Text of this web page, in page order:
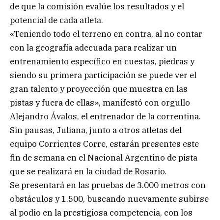
de que la comisión evalúe los resultados y el
potencial de cada atleta.
«Teniendo todo el terreno en contra, al no contar
con la geografía adecuada para realizar un
entrenamiento específico en cuestas, piedras y
siendo su primera participación se puede ver el
gran talento y proyección que muestra en las
pistas y fuera de ellas», manifestó con orgullo
Alejandro Ávalos, el entrenador de la correntina.
Sin pausas, Juliana, junto a otros atletas del
equipo Corrientes Corre, estarán presentes este
fin de semana en el Nacional Argentino de pista
que se realizará en la ciudad de Rosario.
Se presentará en las pruebas de 3.000 metros con
obstáculos y 1.500, buscando nuevamente subirse
al podio en la prestigiosa competencia, con los